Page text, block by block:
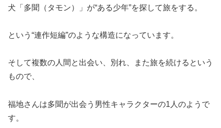
犬「多聞（タモン）」が“ある少年”を探して旅をする。
という“連作短編”のような構造になっています。
そして複数の人間と出会い、別れ、また旅を続けるという
もので、
福地さんは多聞が出会う男性キャラクターの1人のようで
す。